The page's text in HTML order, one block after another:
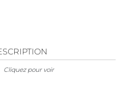
Cliquez pour voir